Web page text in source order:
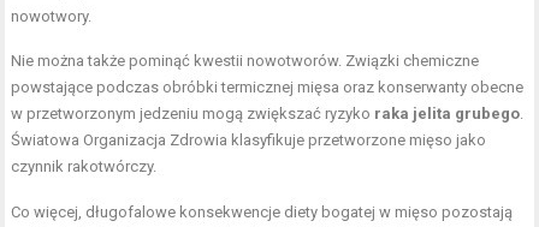
nowotwory.
Nie można także pominąć kwestii nowotworów. Związki chemiczne
powstające podczas obróbki termicznej mięsa oraz konserwanty obecne
w przetworzonym jedzeniu mogą zwiększać ryzyko raka jelita grubego
Światowa Organizacja Zdrowia klasyfikuje przetworzone mięso jako
czynnik rakotwórczy.
Co więcej, długofalowe konsekwencje diety bogatej w mięso pozostają